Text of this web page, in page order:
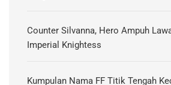
Counter Silvanna, Hero Ampuh
Imperial Knightess
Kumpulan Nama FF Titik Tengah